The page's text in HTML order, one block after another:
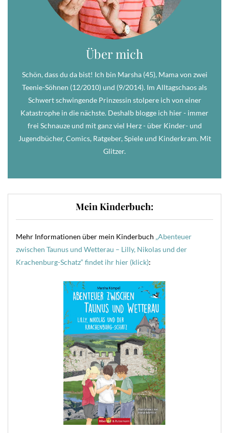
Über mich
Schön, dass du da bist! Ich bin Marsha (45), Mama von zwei
Teenie-Söhnen (12/2010) und (9/2014). Im Alltagschaos als
Schwert schwingende Prinzessin stolpere ich von einer
Katastrophe in die nächste. Deshalb blogge ich hier - immer
frei Schnauze und mit ganz viel Herz - über Kinder- und
Jugendbücher, Comics, Ratgeber, Spiele und Kinderkram. Mit
Glitzer.
Mein Kinderbuch:
Mehr Informationen über mein Kinderbuch „Abenteuer
zwischen Taunus und Wetterau – Lilly, Nikolas und der
Krachenburg-Schatz“ findet ihr hier (klick):